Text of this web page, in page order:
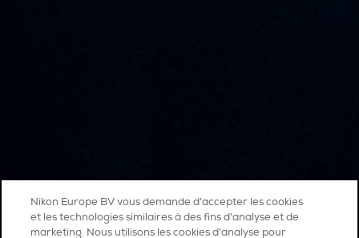
Nikon Europe BV vous demande d'accepter les cookies
et les technologies similaires à des fins d'analyse et de
marketing. Nous utilisons les cookies d’analyse pour